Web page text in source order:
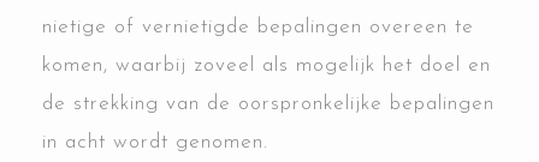
nietige of vernietigde bepalingen overeen te
komen, waarbij zoveel als mogelijk het doel en
de strekking van de oorspronkelijke bepalingen
in acht wordt genomen.